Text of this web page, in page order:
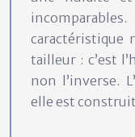
caractéristique
tailleur : c’est
non l’inverse.
elle est